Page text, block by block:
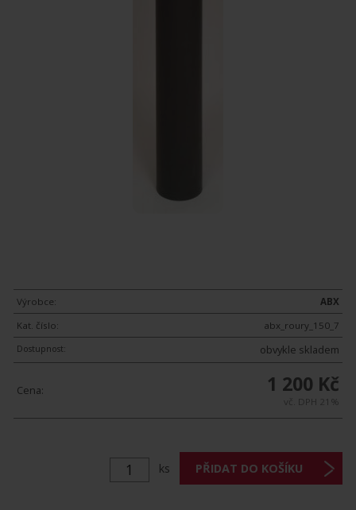
Výrobce:
ABX
Kat. číslo:
abx_roury_150_7
Dostupnost:
obvykle skladem
Cena: 1 200 Kč
vč. DPH 21%
ks